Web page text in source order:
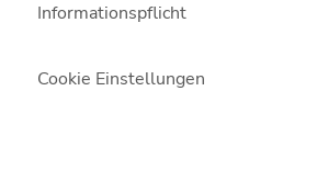
Informationspflicht
Cookie Einstellungen